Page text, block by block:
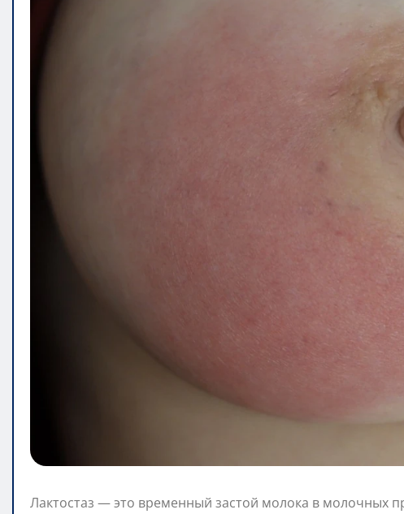
Лактостаз — это временный застой молока в молочных